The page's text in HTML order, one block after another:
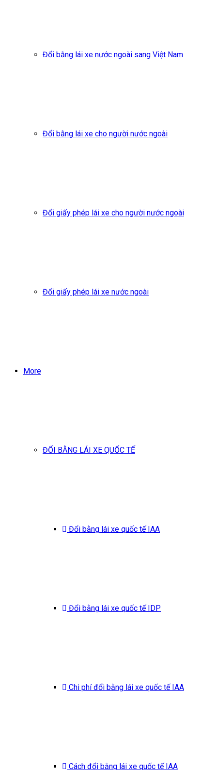
Đổi bằng lái xe nước ngoài sang Việt Nam
Đổi bằng lái xe cho người nước ngoài
Đổi giấy phép lái xe cho người nước ngoài
Đổi giấy phép lái xe nước ngoài
More
ĐỔI BẰNG LÁI XE QUỐC TẾ
Đổi bằng lái xe quốc tế IAA
Đổi bằng lái xe quốc tế IDP
Chi phí đổi bằng lái xe quốc tế IAA
Cách đổi bằng lái xe quốc tế IAA